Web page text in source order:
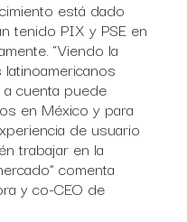
está dado
tenido PIX y PSE en
“Viendo la
cuenta puede
en México y para
de usuario
trabajar en la
comenta
y co-CEO de